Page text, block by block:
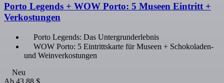
Porto Legends + WOW Porto: 5 Museen Eintritt +
Verkostungen
Porto Legends: Das Untergrunderlebnis
WOW Porto: 5 Eintrittskarte für Museen + Schokoladen-
und Weinverkostungen
Neu
Ab 43,88 $